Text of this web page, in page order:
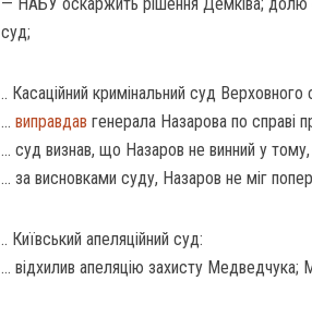
суд;
.. Касаційний кримінальний суд Верховного
… виправдав генерала Назарова по справі
… суд визнав, що Назаров не винний у
… за висновками суду, Назаров не міг
.. Київський апеляційний суд:
… відхилив апеляцію захисту